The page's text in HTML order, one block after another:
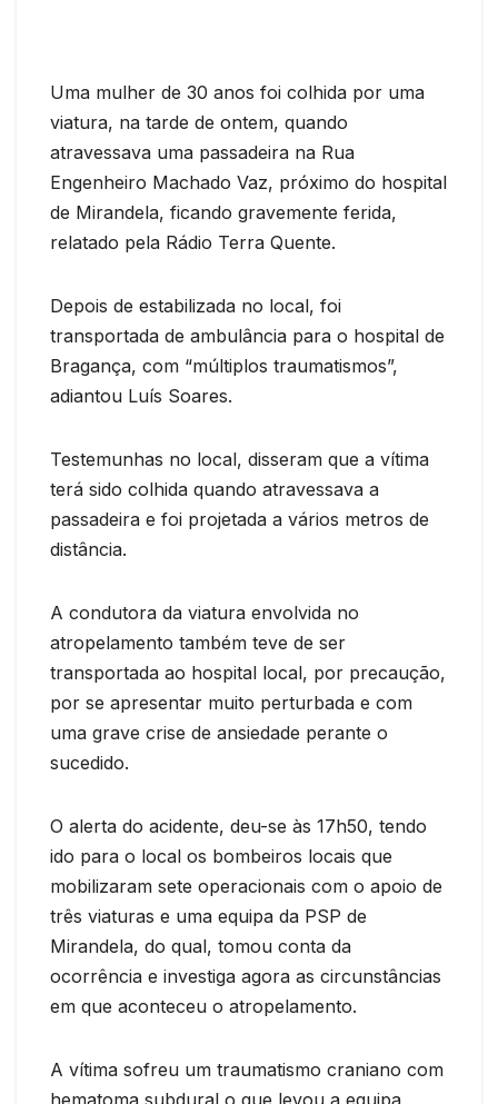
Uma mulher de 30 anos foi colhida por uma
viatura, na tarde de ontem, quando
atravessava uma passadeira na Rua
Engenheiro Machado Vaz, próximo do hospital
de Mirandela, ficando gravemente ferida,
relatado pela Rádio Terra Quente.
Depois de estabilizada no local, foi
transportada de ambulância para o hospital de
Bragança, com “múltiplos traumatismos”,
adiantou Luís Soares.
Testemunhas no local, disseram que a vítima
terá sido colhida quando atravessava a
passadeira e foi projetada a vários metros de
distância.
A condutora da viatura envolvida no
atropelamento também teve de ser
transportada ao hospital local, por precaução,
por se apresentar muito perturbada e com
uma grave crise de ansiedade perante o
sucedido.
O alerta do acidente, deu-se às 17h50, tendo
ido para o local os bombeiros locais que
mobilizaram sete operacionais com o apoio de
três viaturas e uma equipa da PSP de
Mirandela, do qual, tomou conta da
ocorrência e investiga agora as circunstâncias
em que aconteceu o atropelamento.
A vítima sofreu um traumatismo craniano com
hematoma subdural o que levou a equipa